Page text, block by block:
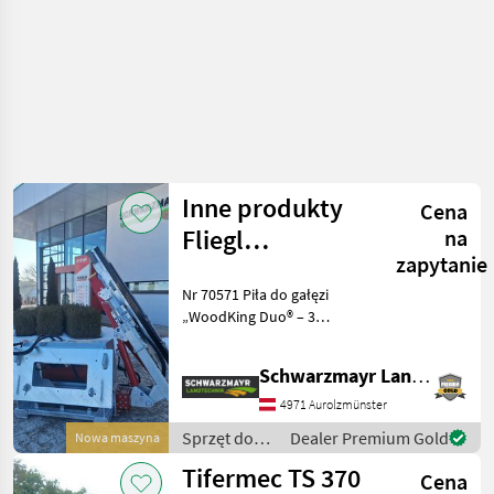
Nowa maszyna
Inne produkty
Fliegl
piła do gałęzi
hydrauliczna
DUO
Cena
na
zapytanie
Nr 70571 Piła do gałęzi
„WoodKing Duo® – 3
lewej i prawej stronie za
pomocą jednego
urządzenia. Możliwy
montaż z obu str
Schwarzmayr Landtechnik GmbH - Aurolzmünster
4971 Aurolzmünster
Sprzęt do
pielęgnacji
drzew /
Dealer Premium Gold
Tifermec TS 370
Cena